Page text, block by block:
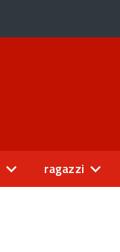
ragazzi